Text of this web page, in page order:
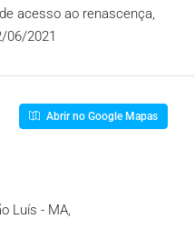
acesso ao renascença,
06/2021
Abrir no Google Mapas
Luís - MA,